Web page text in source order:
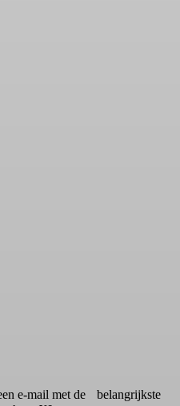
e-mail met de belangrijkste